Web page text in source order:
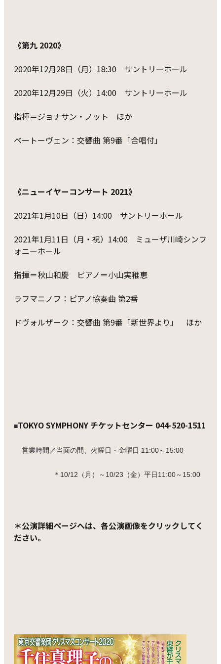
《第九 2020》
2020年12月28日（月）18:30 サントリーホール
2020年12月29日（火）14:00 サントリーホール
指揮＝ジョナサン・ノット ほか
ベートーヴェン：交響曲 第9番「合唱付」
《ニューイヤーコンサート 2021》
2021年1月10日（日）14:00 サントリーホール
2021年1月11日（月・祝）14:00 ミューザ川崎シンフ
ォニーホール
指揮＝秋山和慶 ピアノ＝小山実稚恵
ラフマニノフ：ピアノ協奏曲 第2番
ドヴォルザーク：交響曲 第9番「新世界より」 ほか
■TOKYO SYMPHONY チケットセンター 044-520-1511
営業時間／当面の間、火曜日・金曜日 11:00～15:00
＊10/12（月）～10/23（金）平日11:00～15:00
＊公演詳細ページへは、各公演画像をクリックしてく
ださい。